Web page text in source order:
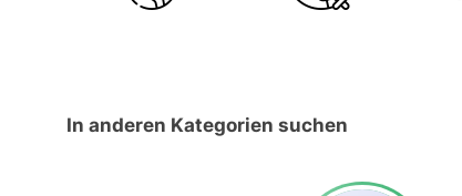
In anderen Kategorien suchen